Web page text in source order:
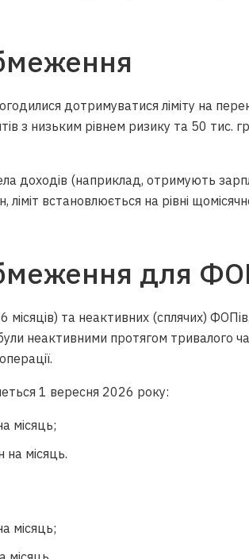
дотримуватися ліміту на
з низьким рівнем ризику та 50 тис.
доходів (наприклад, отримують
встановлюється на рівні
для
місяців) та неактивних (сплячих)
неактивними протягом тривалого
1 вересня 2026 року:
місяць;
місяць.
місяць;